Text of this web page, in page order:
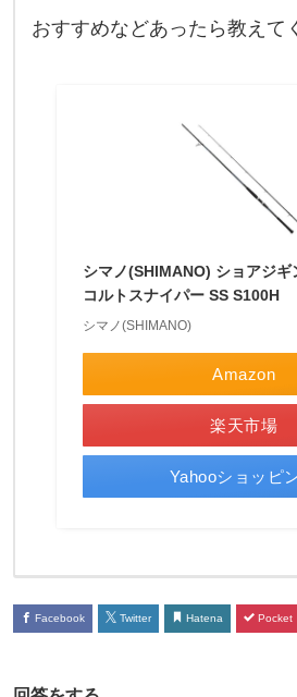
い
ー
ル
で
おすすめなどあったら教えて
シマノ(SHIMANO) ショアジギ
コルトスナイパー SS S100H
シマノ(SHIMANO)
Amazon
楽天市場
Yahooショッピ
Facebook Twitter Hatena Pocket